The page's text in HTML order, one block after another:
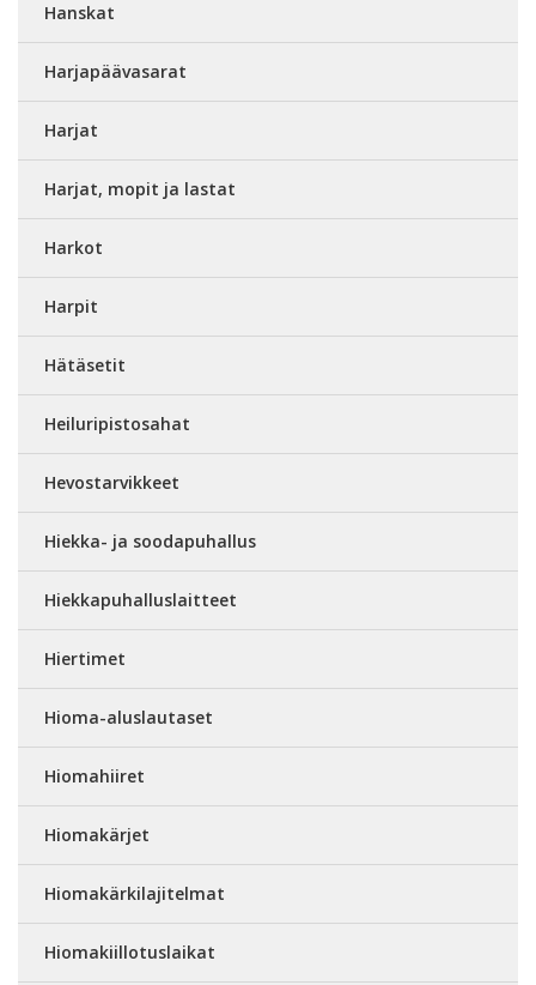
Hanskat
Harjapäävasarat
Harjat
Harjat, mopit ja lastat
Harkot
Harpit
Hätäsetit
Heiluripistosahat
Hevostarvikkeet
Hiekka- ja soodapuhallus
Hiekkapuhalluslaitteet
Hiertimet
Hioma-aluslautaset
Hiomahiiret
Hiomakärjet
Hiomakärkilajitelmat
Hiomakiillotuslaikat